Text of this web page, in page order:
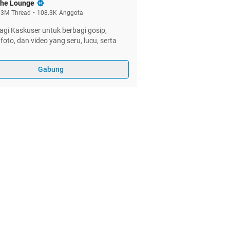
Lounge
Thread • 108.3K Anggota
Kaskuser untuk berbagi gosip,
dan video yang seru, lucu, serta
Gabung